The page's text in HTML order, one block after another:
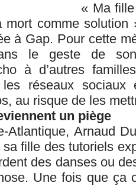
« Ma
mort comme solution
à Gap. Pour cette
le geste de
à d’autres
réseaux
au risque de les
un piège
Atlantique, Arnaud
fille des tutoriels
des danses ou
Une fois que ça